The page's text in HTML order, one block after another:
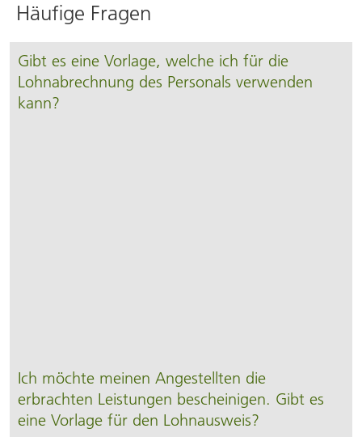
Häufige Fragen
Gibt es eine Vorlage, welche ich für die
Lohnabrechnung des Personals verwenden
kann?
Ich möchte meinen Angestellten die
erbrachten Leistungen bescheinigen. Gibt es
eine Vorlage für den Lohnausweis?